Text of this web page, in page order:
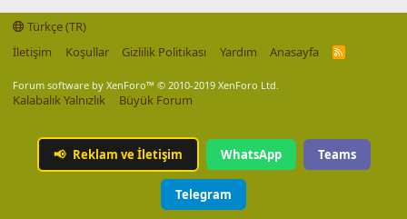
Türkçe (TR)
İletişim
Koşullar Gizlilik Politikası Yardım Anasayfa
R
Forum software by XenForo™ © 2010-2019 XenForo Ltd.
Kalabalık Yalnızlık Büyük Forum
📢 Reklam ve İletişim WhatsApp Teams
Telegram